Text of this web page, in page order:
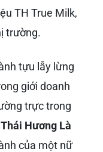
TH True Milk,
trường.
tựu lẫy lừng
giới doanh
trực trong
Hương Là
của một nữ